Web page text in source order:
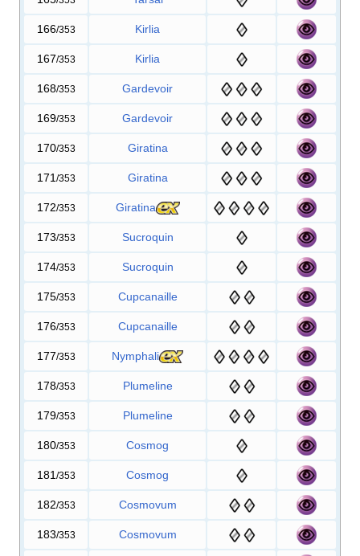
166/353 Kirlia
167/353 Kirlia
168/353 Gardevoir
169/353 Gardevoir
170/353 Giratina
171 /353 Giratina
172/353 Giratina
173/353 Sucroquin
174/353 Sucroquin
175/353 Cupcanaille
176/353 Cupcanaille
177/353 Nymphali
178/353 Plumeline
179/353 Plumeline
180/353 Cosmog
181 /353 Cosmog
182/353 Cosmovum
183/353 Cosmovum